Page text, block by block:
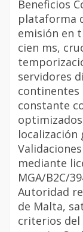
Beneficios
plataforma
emisión en
cien ms,
servidores
continentes
constante
mediante
MGA/B2C/
Autoridad
de Malta,
criterios